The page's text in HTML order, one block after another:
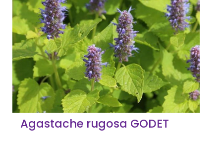
Agastache rugosa GODET